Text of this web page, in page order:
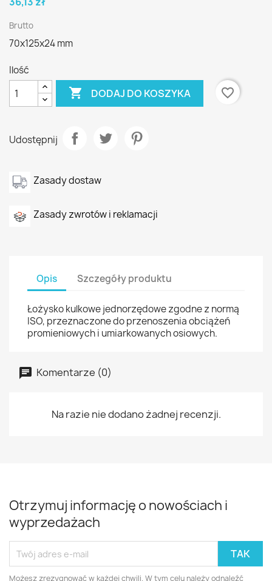
Brutto
70x125x24 mm
Ilość
 DODAJ DO KOSZYKA favorite_border
Udostępnij
Zasady dostaw
Zasady zwrotów i reklamacji
Opis Szczegóły produktu
Łożysko kulkowe jednorzędowe zgodne z normą
ISO, przeznaczone do przenoszenia obciążeń
promieniowych i umiarkowanych osiowych.
Komentarze (0)
Na razie nie dodano żadnej recenzji.
Otrzymuj informację o nowościach i
wyprzedażach
Możesz zrezygnować w każdej chwili. W tym celu należy odnaleźć